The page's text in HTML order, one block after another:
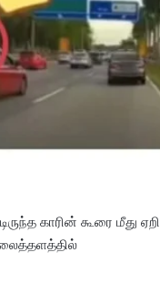
காரின் கூரை மீது ஏறி